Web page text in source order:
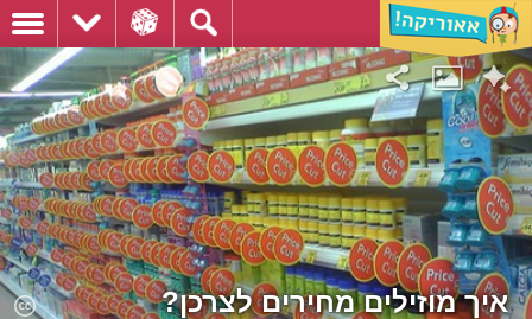
איך מוזילים מחירים לצרכן?